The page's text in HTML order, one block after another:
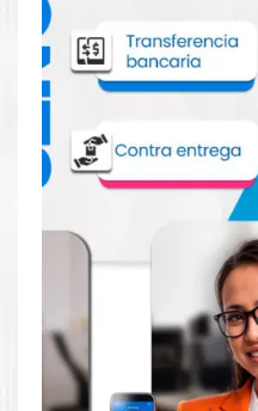
Comprar TINTA HP
para impresora HP
Aprovecha nuestra
productos. Tenemos
visítanos hoy para
impresoraHP, como la
Dónde comprar
T850 950 en Lima
Tienda autorizada por HP.